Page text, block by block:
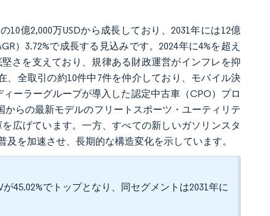
10億2,000万USDから成長しており、2031年には12億
）3.72%で成長する見込みです。2024年に4%を超え
さを支えており、規律ある財政運営がインフレを抑
全取引の約10件中7件を仲介しており、モバイル決
ーラーグループが導入した認定中古車（CPO）プロ
らの最新モデルのフリートスポーツ・ユーティリテ
広げています。一方、すべての新しいガソリンスタ
を加速させ、長期的な構造変化を示しています。
45.02%でトップとなり、同セグメントは2031年に